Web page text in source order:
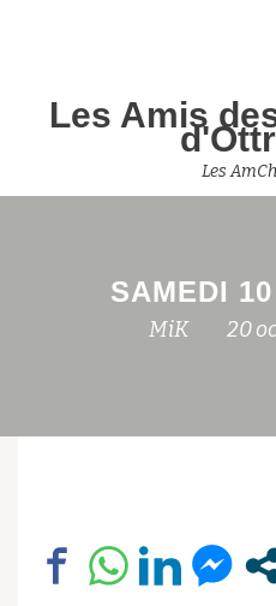
contenuLes Amis
Les
SAMEDI
MiK 20